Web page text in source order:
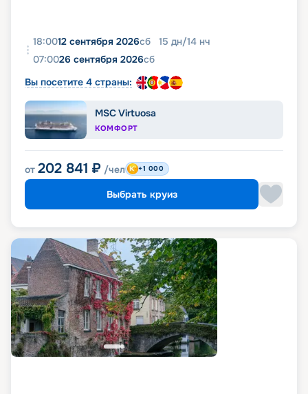
18:0012 сентября 2026сб 15 дн/14 нч
07:0026 сентября 2026сб
Вы посетите 4 страны:
MSC Virtuosa
КОМФОРТ
от 202 841 ₽ /чел +1 000
Выбрать круиз